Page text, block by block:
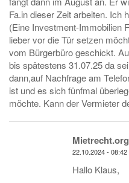
Fa.in dieser Zeit arbeiten. Ich
(Eine Investment-Immobilien
lieber vor die Tür setzen
vom Bürgerbüro geschickt.
bis spätestens 31.07.25 da
dann,auf Nachfrage am
ist und es sich fünfmal
möchte. Kann der Vermieter
Mietrecht.org
22.10.2024 - 08:42
Hallo Klaus,